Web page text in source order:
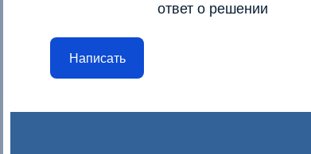
ответ о решении
Написать